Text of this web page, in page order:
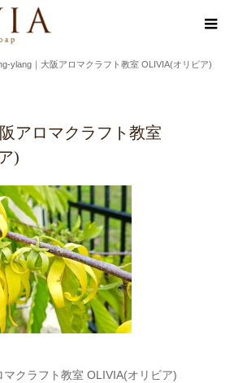
ylang｜大阪アロマクラフト教室 OLIVIA(オリビア)
アロマクラフト教室
)
クラフト教室 OLIVIA(オリビア)